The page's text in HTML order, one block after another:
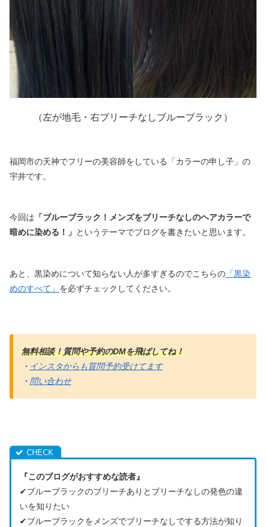
（左が地毛・右ブリーチなしブルーブラック）
福岡市の天神でフリーの美容師をしている「カラーの申し子」の
宇井です。
今回は 「ブルーブラック！メンズをブリーチなしのヘアカラーで
暗めに染める！」 というテーマでブログを書きたいと思います。
あと、黒染めについて知らない人が多すぎるのでこちらの 「黒染
めのすべて」 を必ずチェックしてください。
無料相談！質問や予約のDMを飛ばしてね！
・ インスタからも質問予約受けてます
・ 問い合わせ
『このブログがおすすめな読者』
✔︎ブルーブラックのブリーチありとブリーチなしの発色の違
いを知りたい
✔︎ブルーブラックをメンズでブリーチなしでする方法が知り